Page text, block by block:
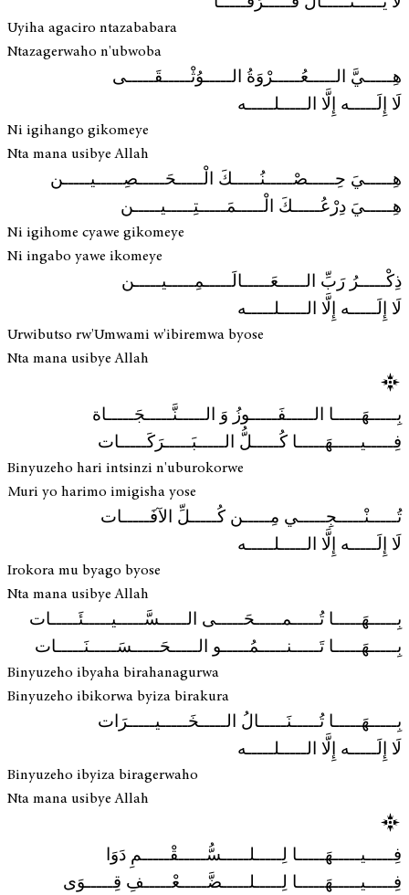
Uyiha agaciro ntazababara
Ntazagerwaho n'ubwoba
هِـــــيَّ الـــــعُـــــرْوَةُ الـــــوُثْـــــقَـــــى
لَا إِلَـــــه إِلَّا الـــــلـــــه
Ni igihango gikomeye
Nta mana usibye Allah
هِـــــيَ حِـــــصْـــــنُـــــكَ الْـــــحَـــــصِـــــيـــــن
هِـــــيَ دِرْعُـــــكَ الْـــــمَـــــتِـــــيـــــن
Ni igihome cyawe gikomeye
Ni ingabo yawe ikomeye
ذِكْـــــرُ رَبِّ الـــــعَـــــالَـــــمِـــــيـــــن
لَا إِلَـــــه إِلَّا الـــــلـــــه
Urwibutso rw'Umwami w'ibiremwa byose
Nta mana usibye Allah
بِـــــهَـــــا الـــــفَـــــوزُ وَ الـــــنَّـــــجَـــــاة
فِـــــيـــــهَـــــا كُـــــلُّ الـــــبَـــــرَكَـــــات
Binyuzeho hari intsinzi n'uburokorwe
Muri yo harimo imigisha yose
تُـــــنْـــــجِـــــي مِـــــن كُـــــلِّ الآفَـــــات
لَا إِلَـــــه إِلَّا الـــــلـــــه
Irokora mu byago byose
Nta mana usibye Allah
بِـــــهَـــــا تُـــــمـــــحَـــــى الـــــسَّـــــيـــــئَـــــات
بِـــــهَـــــا تَـــــنـــــمُـــــو الـــــحَـــــسَـــــنَـــــات
Binyuzeho ibyaha birahanagurwa
Binyuzeho ibikorwa byiza birakura
بِـــــهَـــــا تُـــــنَـــــالُ الـــــخَـــــيـــــرَات
لَا إِلَـــــه إِلَّا الـــــلـــــه
Binyuzeho ibyiza biragerwaho
Nta mana usibye Allah
فِـــــيـــــهَـــــا لِـــــلـــــسُّـــــقْـــــمِ دَوَا
فِـــــيـــــهَـــــا لِـــــلـــــضَّـــــعْـــــفِ قِـــــوَى